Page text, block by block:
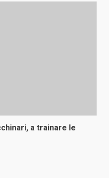
a trainare le